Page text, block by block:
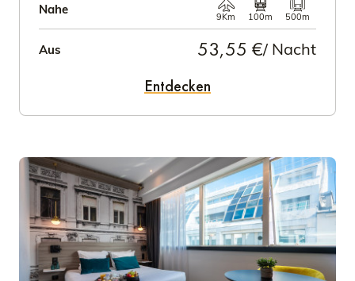
Nahe
9Km 100m 500m
Aus 53,55 €/ Nacht
Entdecken